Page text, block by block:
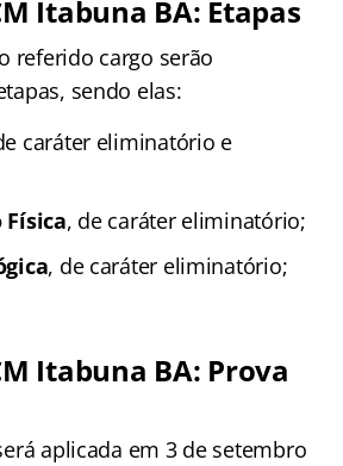
Itabuna BA: Etapas
referido cargo serão
sendo elas:
caráter eliminatório e
, de caráter eliminatório;
, de caráter eliminatório;
Itabuna BA: Prova
aplicada em 3 de setembro